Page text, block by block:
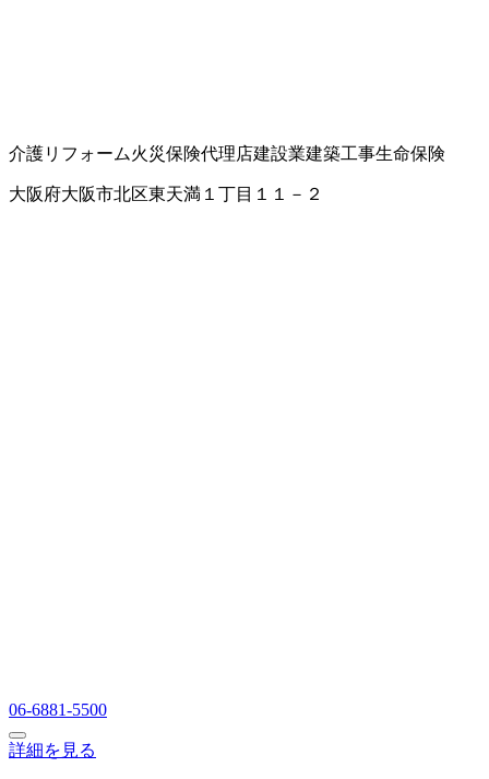
介護リフォーム火災保険代理店建設業建築工事生命保険
大阪府大阪市北区東天満１丁目１１－２
06-6881-5500
詳細を見る